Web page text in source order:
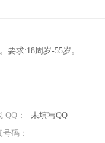
要求:18周岁-55岁。
QQ：
未填写QQ
码：